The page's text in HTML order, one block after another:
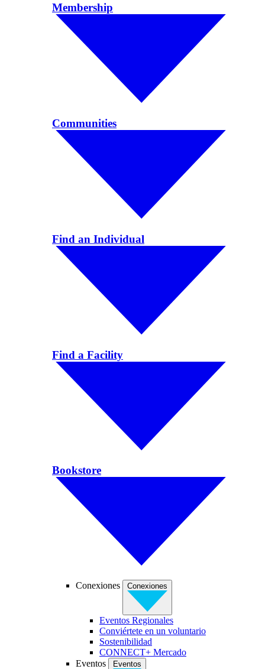
Membership
Communities
Find an Individual
Find a Facility
Bookstore
Conexiones Conexiones
Eventos Regionales
Conviértete en un voluntario
Sostenibilidad
CONNECT+ Mercado
Eventos
Eventos